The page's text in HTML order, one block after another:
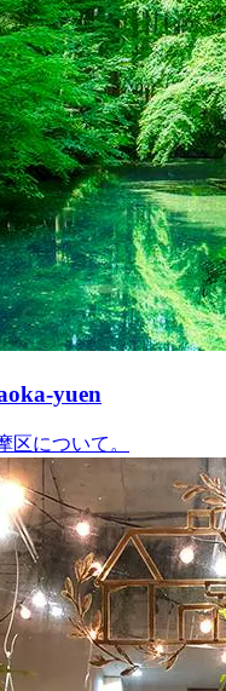
yuen
区について。